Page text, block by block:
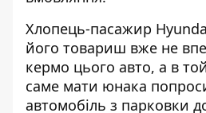
Хлопець-пасажир
його товариш вже не
кермо цього авто, а в
саме мати юнака
автомобіль з парковки до